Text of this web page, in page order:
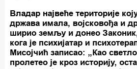
Владар највеће територије
држава имала, војсковођа и
ширио земљу и донео
кога је психијатар и
Мисојчић записао: „Као
пролетео је кроз историју,